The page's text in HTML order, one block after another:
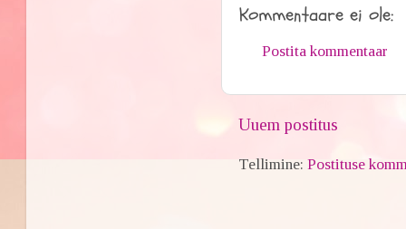
Kommentaare ei ole:
Postita kommentaar
Uuem postitus
Tellimine:Postituse